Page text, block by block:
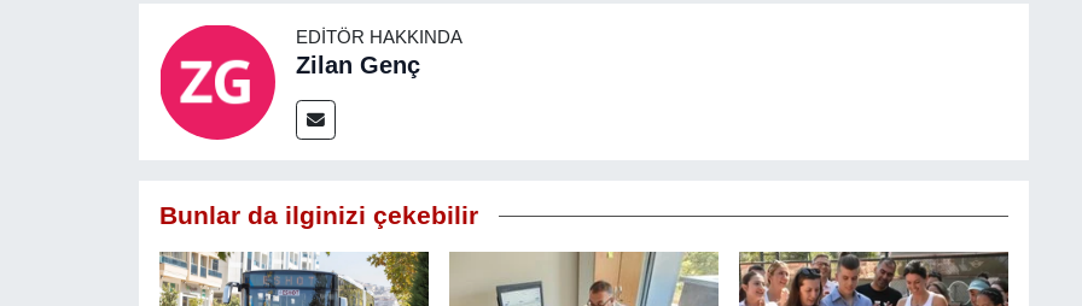
EDITÖR HAKKINDA
Zilan Genç
Bunlar da ilginizi çekebilir